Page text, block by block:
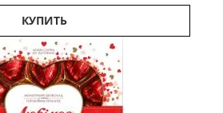
КУПИТЬ